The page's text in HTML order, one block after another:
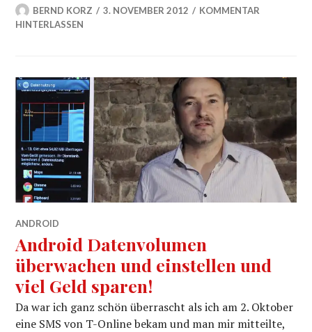
BERND KORZ 3. NOVEMBER 2012
KOMMENTAR
HINTERLASSEN
ANDROID
Android Datenvolumen
überwachen und einstellen und
viel Geld sparen!
Da war ich ganz schön überrascht als ich am 2. Oktober
eine SMS von T-Online bekam und man mir mitteilte,